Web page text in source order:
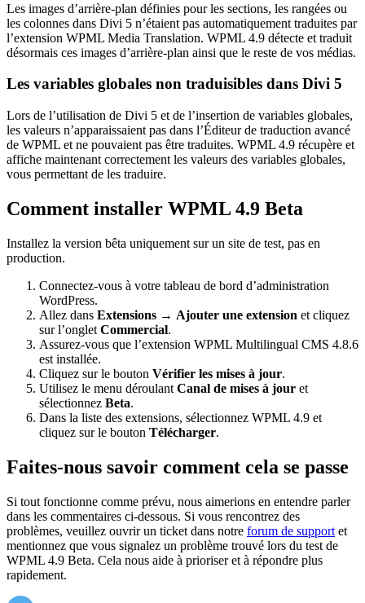
Les images d’arrière-plan définies pour les sections, les rangées ou
les colonnes dans Divi 5 n’étaient pas automatiquement traduites par
l’extension WPML Media Translation. WPML 4.9 détecte et traduit
désormais ces images d’arrière-plan ainsi que le reste de vos médias.
Les variables globales non traduisibles dans Divi 5
Lors de l’utilisation de Divi 5 et de l’insertion de variables globales,
les valeurs n’apparaissaient pas dans l’Éditeur de traduction avancé
de WPML et ne pouvaient pas être traduites. WPML 4.9 récupère et
affiche maintenant correctement les valeurs des variables globales,
vous permettant de les traduire.
Comment installer WPML 4.9 Beta
Installez la version bêta uniquement sur un site de test, pas en
production.
Connectez-vous à votre tableau de bord d’administration
WordPress.
Allez dans Extensions → Ajouter une extension et cliquez
sur l’onglet Commercial.
Assurez-vous que l’extension WPML Multilingual CMS 4.8.6
est installée.
Cliquez sur le bouton Vérifier les mises à jour.
Utilisez le menu déroulant Canal de mises à jour et
sélectionnez Beta.
Dans la liste des extensions, sélectionnez WPML 4.9 et
cliquez sur le bouton Télécharger.
Faites-nous savoir comment cela se passe
Si tout fonctionne comme prévu, nous aimerions en entendre parler
dans les commentaires ci-dessous. Si vous rencontrez des
problèmes, veuillez ouvrir un ticket dans notre forum de support et
mentionnez que vous signalez un problème trouvé lors du test de
WPML 4.9 Beta. Cela nous aide à prioriser et à répondre plus
rapidement.